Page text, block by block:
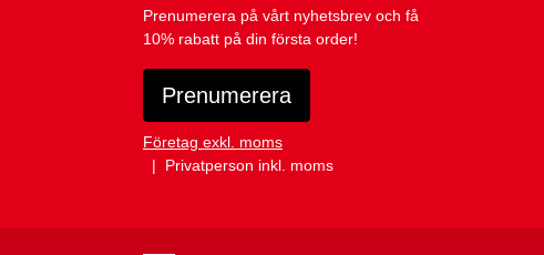
Prenumerera på vårt nyhetsbrev och få
10% rabatt på din första order!
Prenumerera
Företag exkl. moms
Privatperson inkl. moms